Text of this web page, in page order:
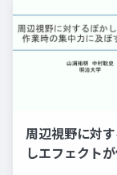
周辺視野に対
しエフェクト